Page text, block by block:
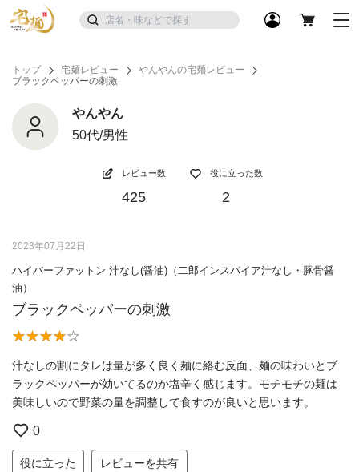
トップ 宅麺レビュー
やんやんの宅麺レビュー
ブラックペッパーの刺激
やんやん
50代/男性
レビュー数
425
役に立った数
2
2023年07月22日
ハイパーファットン 汁なし(醤油)（二郎インスパイア汁なし・豚骨醤
油）
ブラックペッパーの刺激
汁なしの割にタレは量が多く良く麺に絡む反面、麺の味わいとブ
ラックペッパーが効いてるのか塩辛く感じます。モチモチの麺は
美味しいので野菜の量を調整して食すのが良いと思います。
0
役に立った レビューを共有